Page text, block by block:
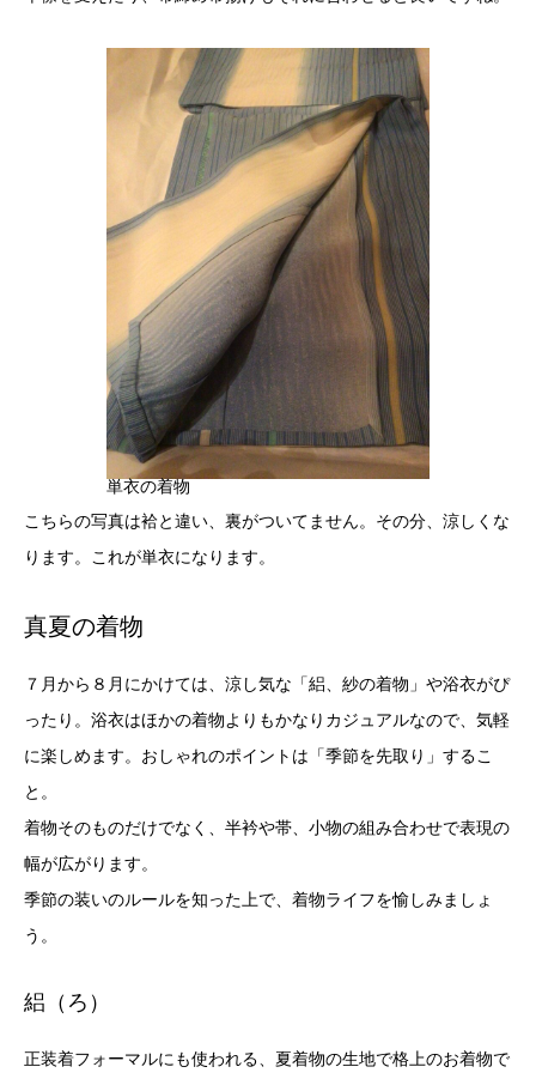
単衣の着物
こちらの写真は袷と違い、裏がついてません。その分、涼しくな
ります。これが単衣になります。
真夏の着物
７月から８月にかけては、涼し気な「絽、紗の着物」や浴衣がぴ
ったり。浴衣はほかの着物よりもかなりカジュアルなので、気軽
に楽しめます。おしゃれのポイントは「季節を先取り」するこ
と。
着物そのものだけでなく、半衿や帯、小物の組み合わせで表現の
幅が広がります。
季節の装いのルールを知った上で、着物ライフを愉しみましょ
う。
絽（ろ）
正装着フォーマルにも使われる、夏着物の生地で格上のお着物で